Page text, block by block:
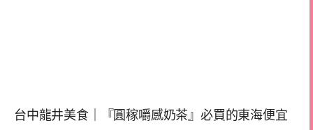
台中龍井美食｜『圓稼嚼感奶茶』必買的東海便宜